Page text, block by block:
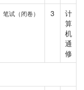
笔试（闭卷） 3
计
算
机
通
修